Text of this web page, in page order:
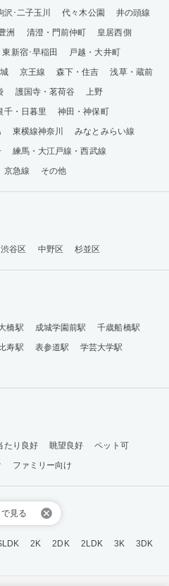
見る
沢･二子玉川 代々木公園
井の頭線
洲 清澄・門前仲町
皇居西側
東新宿･早稲田
戸越・大井町
京王線 森下・住吉
浅草・蔵前
護国寺・茗荷谷
上野
千・日暮里
神田・神保町
東横線神奈川
みなとみらい線
練馬・大江戸線・西武線
京急線 その他
渋谷区 中野区 杉並区
橋駅 成城学園前駅
千歳船橋駅
寿駅 表参道駅
学芸大学駅
たり良好 眺望良好
ペット可
ファミリー向け
2K 2DK 2LDK 3K
3DK